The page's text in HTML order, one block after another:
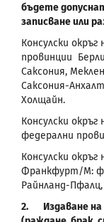
бъдете
записване или
Консулски
провинции
Саксония,
Саксония-
Холщайн.
Консулски
федерални
Консулски
Франкфурт/М:
Райнланд-
2. Издаване